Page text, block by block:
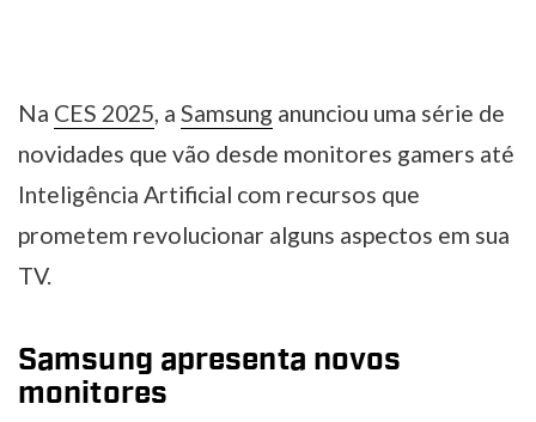
Na CES 2025 , a Samsung anunciou uma série de
novidades que vão desde monitores gamers até
Inteligência Artificial com recursos que
prometem revolucionar alguns aspectos em sua
TV.
Samsung apresenta novos
monitores